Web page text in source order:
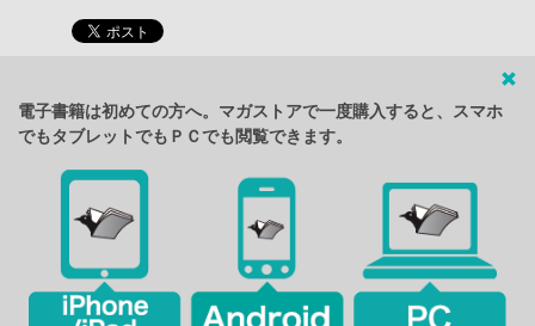
電子書籍は初めての方へ。マガストアで一度購入すると、スマホ
でもタブレットでもＰＣでも閲覧できます。